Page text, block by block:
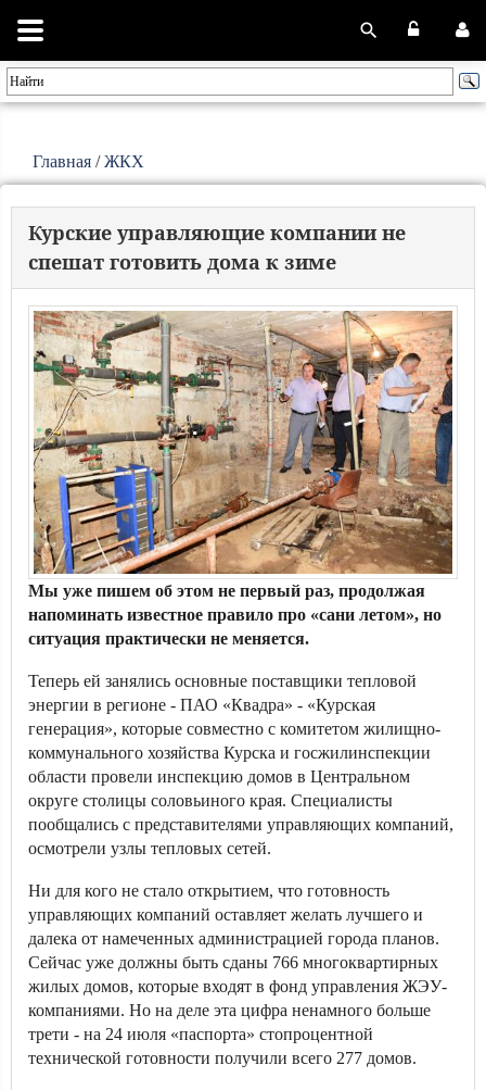
Главная /ЖКХ
Курские управляющие компании не
спешат готовить дома к зиме
Мы уже пишем об этом не первый раз, продолжая
напоминать известное правило про «сани летом», но
ситуация практически не меняется.
Теперь ей занялись основные поставщики тепловой
энергии в регионе - ПАО «Квадра» - «Курская
генерация», которые совместно с комитетом жилищно-
коммунального хозяйства Курска и госжилинспекции
области провели инспекцию домов в Центральном
округе столицы соловьиного края. Специалисты
пообщались с представителями управляющих компаний,
осмотрели узлы тепловых сетей.
Ни для кого не стало открытием, что готовность
управляющих компаний оставляет желать лучшего и
далека от намеченных администрацией города планов.
Сейчас уже должны быть сданы 766 многоквартирных
жилых домов, которые входят в фонд управления ЖЭУ-
компаниями. Но на деле эта цифра ненамного больше
трети - на 24 июля «паспорта» стопроцентной
технической готовности получили всего 277 домов.